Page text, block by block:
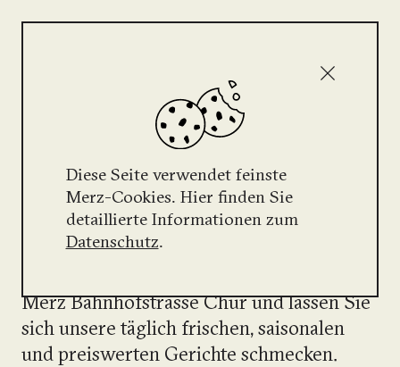
TAGESMENUS
Wir können mehr als Frühstück und
Merz Bahnhofstrasse Chur und lassen Sie
sich unsere täglich frischen, saisonalen
und preiswerten Gerichte schmecken.
Diese Seite verwendet feinste
Merz-Cookies. Hier finden Sie
detaillierte Informationen zum
Datenschutz.